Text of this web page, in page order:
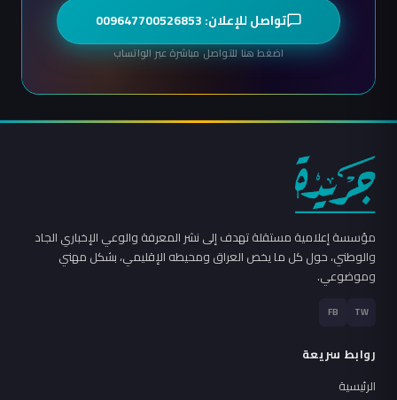
تواصل للإعلان: 009647700526853
اضغط هنا للتواصل مباشرة عبر الواتساب
مؤسسة إعلامية مستقلة تهدف إلى نشر المعرفة والوعي الإخباري الجاد
والوطني، حول كل ما يخص العراق ومحيطه الإقليمي، بشكل مهني
وموضوعي.
TW
FB
روابط سريعة
الرئيسية